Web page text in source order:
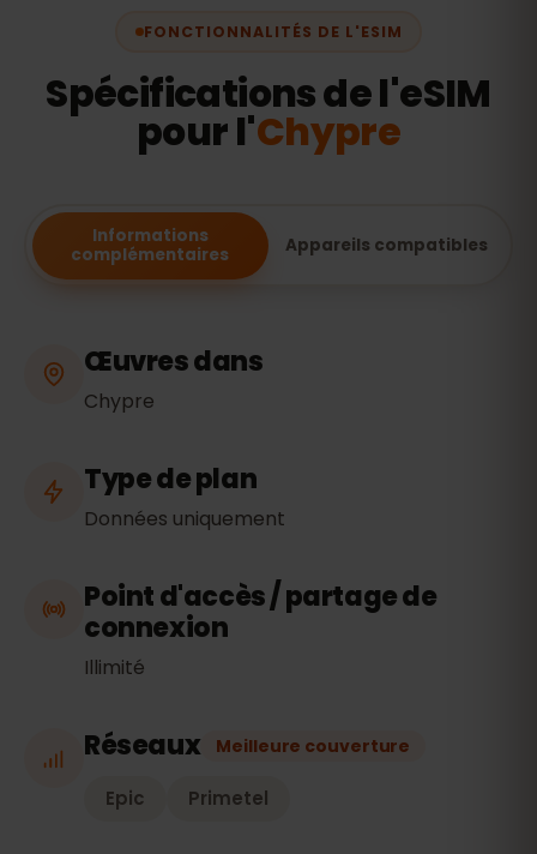
FONCTIONNALITÉS DE L'ESIM
Spécifications de l'eSIM
pour l'Chypre
Informations
complémentaires
Appareils compatibles
Œuvres dans
Chypre
Type de plan
Données uniquement
Point d'accès / partage de
connexion
Illimité
Réseaux Meilleure couverture
Epic Primetel